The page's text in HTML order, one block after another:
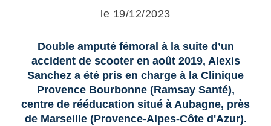
le 19/12/2023
Double amputé fémoral à la suite d’un
accident de scooter en août 2019, Alexis
Sanchez a été pris en charge à la Clinique
Provence Bourbonne (Ramsay Santé),
centre de rééducation situé à Aubagne, près
de Marseille (Provence-Alpes-Côte d'Azur).